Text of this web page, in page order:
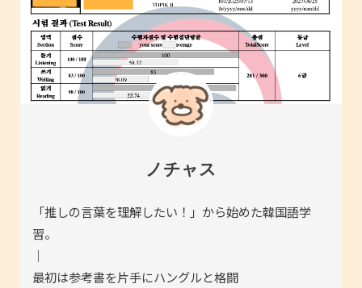
ノチャス
「推しの言葉を理解したい！」から始めた韓国語学
習。
｜
最初は参考書を片手にハングルと格闘